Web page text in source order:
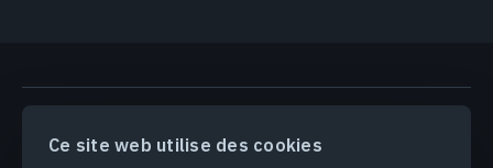
Ce site web utilise des cookies